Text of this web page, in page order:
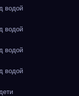
водой
водой
водой
водой